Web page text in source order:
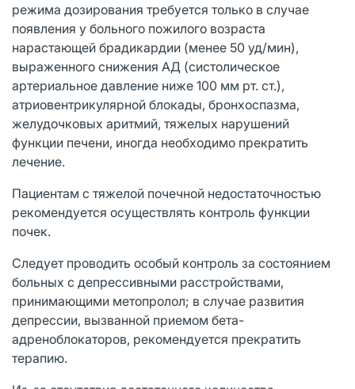
режима дозирования требуется только в случае
появления у больного пожилого возраста
нарастающей брадикардии (менее 50 уд/мин),
выраженного снижения АД (систолическое
артериальное давление ниже 100 мм рт. ст.),
атриовентрикулярной блокады, бронхоспазма,
желудочковых аритмий, тяжелых нарушений
функции печени, иногда необходимо прекратить
лечение.
Пациентам с тяжелой почечной недостаточностью
рекомендуется осуществлять контроль функции
почек.
Следует проводить особый контроль за состоянием
больных с депрессивными расстройствами,
принимающими метопролол; в случае развития
депрессии, вызванной приемом бета-
адреноблокаторов, рекомендуется прекратить
терапию.